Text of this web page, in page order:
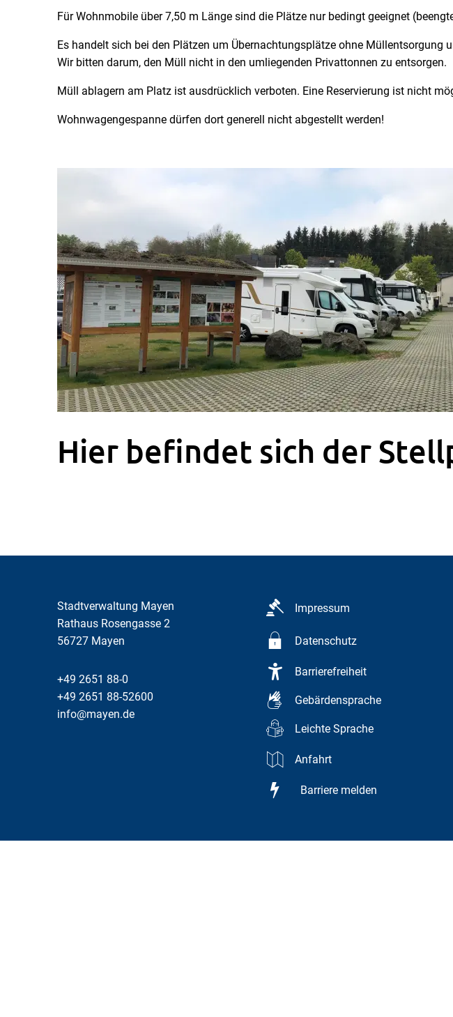
Für Wohnmobile über 7,50 m Länge sind die Plätze nur bedingt geeignet
Es handelt sich bei den Plätzen um Übernachtungsplätze ohne Müllentsorgung
Wir bitten darum, den Müll nicht in den umliegenden Privattonnen zu entsorgen.
Müll ablagern am Platz ist ausdrücklich verboten. Eine Reservierung ist nicht
Wohnwagengespanne dürfen dort generell nicht abgestellt werden!
Hier befindet sich der
Stadtverwaltung Mayen
Rathaus Rosengasse 2
56727 Mayen
+49 2651 88-0
+49 2651 88-52600
info@mayen.de
Impressum
Datenschutz
Barrierefreiheit
Gebärdensprache
Leichte Sprache
Anfahrt
Barriere melden